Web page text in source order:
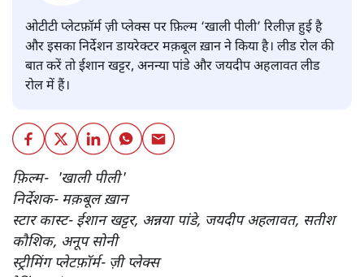
ओटीटी प्लेटफ़ॉर्म ज़ी प्लेक्स पर फ़िल्म ‘खाली पीली’ रिलीज़ हुई है
और इसका निर्देशन डायरेक्टर मक़बूल ख़ान ने किया है। लीड रोल की
बात करें तो ईशान खट्टर, अनन्या पांडे और जयदीप अहलावत लीड
रोल में हैं।
फ़िल्म- 'खाली पीली'
निर्देशक- मक़बूल ख़ान
स्टार कास्ट- ईशान खट्टर, अन्नया पांडे, जयदीप अहलावत, सतीश
कौशिक, अनूप सोनी
स्ट्रीमिंग प्लेटफ़ॉर्म- ज़ी प्लेक्स